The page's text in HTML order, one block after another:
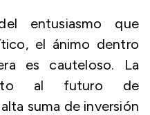
entusiasmo que
el ánimo dentro
es cauteloso. La
al futuro de
suma de inversión